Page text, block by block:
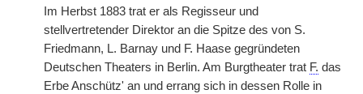
Im Herbst 1883 trat er als Regisseur und
stellvertretender Direktor an die Spitze des von S.
Friedmann, L. Barnay und F. Haase gegründeten
Deutschen Theaters in Berlin. Am Burgtheater trat F. das
Erbe Anschütz' an und errang sich in dessen Rolle in